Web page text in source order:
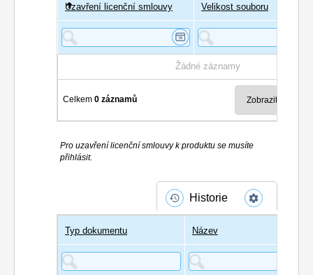
Uživatel
Uzavření licenční smlouvy Velikost souboru
Žádné záznamy
Celkem0 záznamů
Pro uzavření licenční smlouvy k produktu se musíte
přihlásit.
Historie
Typ dokumentu Název